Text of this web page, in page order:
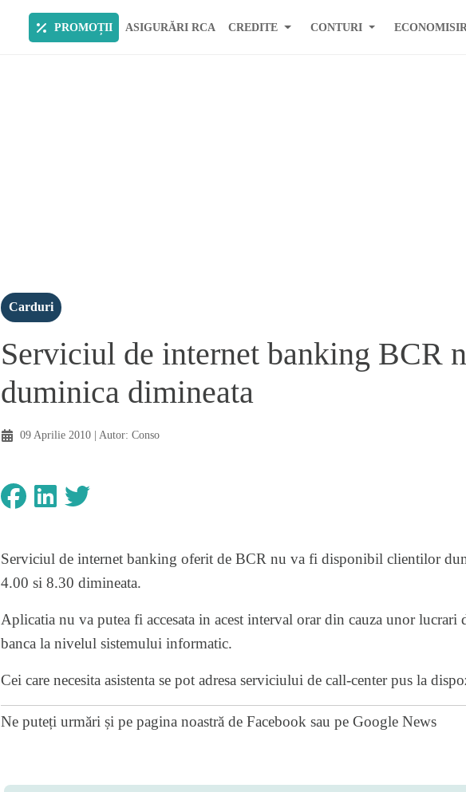
PROMOȚII ASIGURĂRI RCA CREDITE CONTURI
Carduri
Serviciul de internet banking BCR
duminica dimineata
09 Aprilie 2010| Autor: Conso
Serviciul de internet banking oferit de BCR nu va fi disponibil clientilor
4.00 si 8.30 dimineata.
Aplicatia nu va putea fi accesata in acest interval orar din cauza unor lucrari
banca la nivelul sistemului informatic.
Cei care necesita asistenta se pot adresa serviciului de call-center pus la
Ne puteți urmări și pe pagina noastră de Facebook sau pe Google News